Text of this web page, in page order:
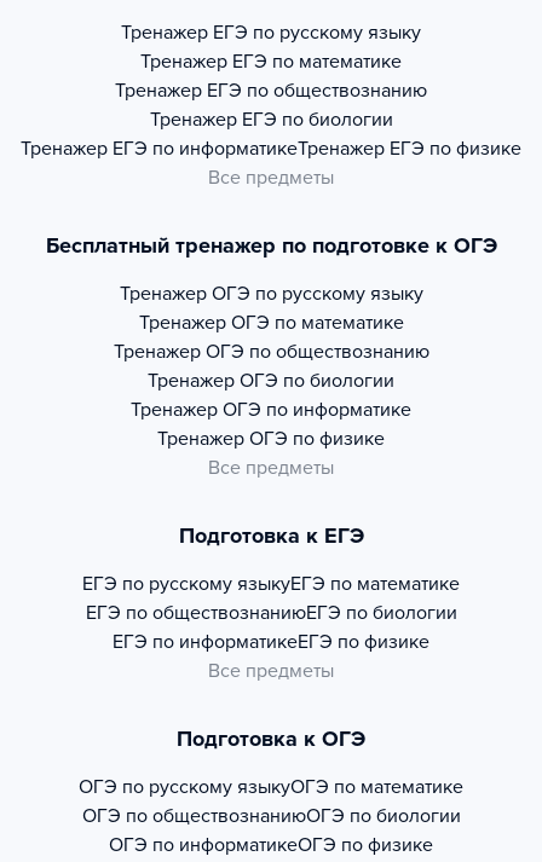
Тренажер ЕГЭ по русскому языку
Тренажер ЕГЭ по математике
Тренажер ЕГЭ по обществознанию
Тренажер ЕГЭ по биологии
Тренажер ЕГЭ по информатикеТренажер ЕГЭ по физике
Все предметы
Бесплатный тренажер по подготовке к ОГЭ
Тренажер ОГЭ по русскому языку
Тренажер ОГЭ по математике
Тренажер ОГЭ по обществознанию
Тренажер ОГЭ по биологии
Тренажер ОГЭ по информатике
Тренажер ОГЭ по физике
Все предметы
Подготовка к ЕГЭ
ЕГЭ по русскому языкуЕГЭ по математике
ЕГЭ по обществознаниюЕГЭ по биологии
ЕГЭ по информатикеЕГЭ по физике
Все предметы
Подготовка к ОГЭ
ОГЭ по русскому языкуОГЭ по математике
ОГЭ по обществознаниюОГЭ по биологии
ОГЭ по информатикеОГЭ по физике